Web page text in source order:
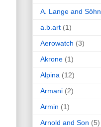
A. Lange and
a.b.art (1)
Aerowatch (3)
Akrone (1)
Alpina (12)
Armani (2)
Armin (1)
Arnold and Son (5)